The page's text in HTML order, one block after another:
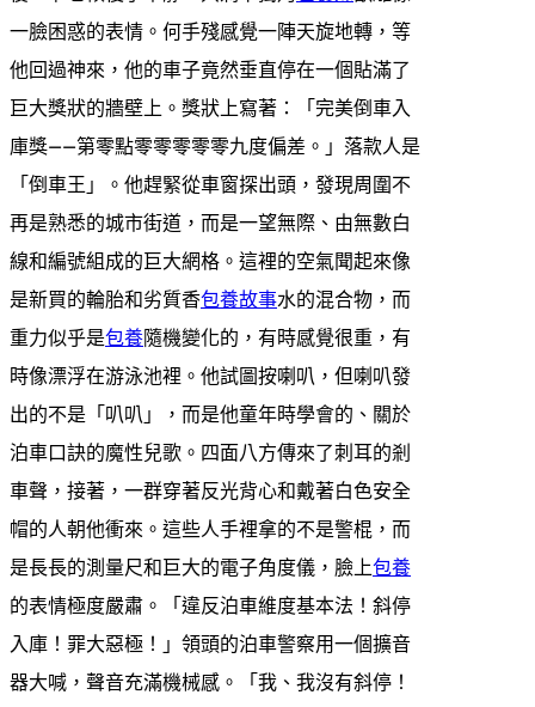
一臉困惑的表情。何手殘感覺一陣天旋地轉，等
他回過神來，他的車子竟然垂直停在一個貼滿了
巨大獎狀的牆壁上。獎狀上寫著：「完美倒車入
庫獎——第零點零零零零零九度偏差。」落款人是
「倒車王」。他趕緊從車窗探出頭，發現周圍不
再是熟悉的城市街道，而是一望無際、由無數白
線和編號組成的巨大網格。這裡的空氣聞起來像
是新買的輪胎和劣質香包養故事水的混合物，而
重力似乎是包養隨機變化的，有時感覺很重，有
時像漂浮在游泳池裡。他試圖按喇叭，但喇叭發
出的不是「叭叭」，而是他童年時學會的、關於
泊車口訣的魔性兒歌。四面八方傳來了刺耳的剎
車聲，接著，一群穿著反光背心和戴著白色安全
帽的人朝他衝來。這些人手裡拿的不是警棍，而
是長長的測量尺和巨大的電子角度儀，臉上包養
的表情極度嚴肅。「違反泊車維度基本法！斜停
入庫！罪大惡極！」領頭的泊車警察用一個擴音
器大喊，聲音充滿機械感。「我、我沒有斜停！